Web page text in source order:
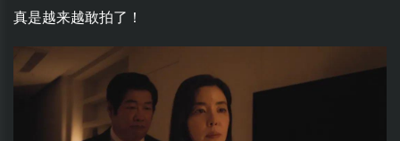
真是越来越敢拍了！